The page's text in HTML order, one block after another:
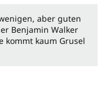
aber guten
Benjamin Walker
kommt kaum Grusel